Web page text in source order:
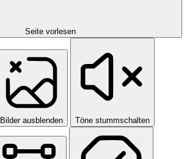
Seite vorlesen
Bilder ausblenden Töne stummschalten